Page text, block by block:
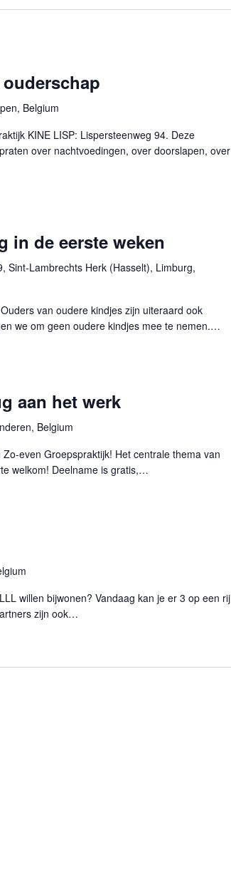
Belgium
KINE LISP: Lispersteenweg 94. Deze
over nachtvoedingen, over doorslapen, over
in de eerste weken
Sint-Lambrechts Herk (Hasselt), Limburg,
van oudere kindjes zijn uiteraard ook
we om geen oudere kindjes mee te nemen.…
aan het werk
Belgium
even Groepspraktijk! Het centrale thema van
welkom! Deelname is gratis,…
willen bijwonen? Vandaag kan je er 3 op een rij
zijn ook…